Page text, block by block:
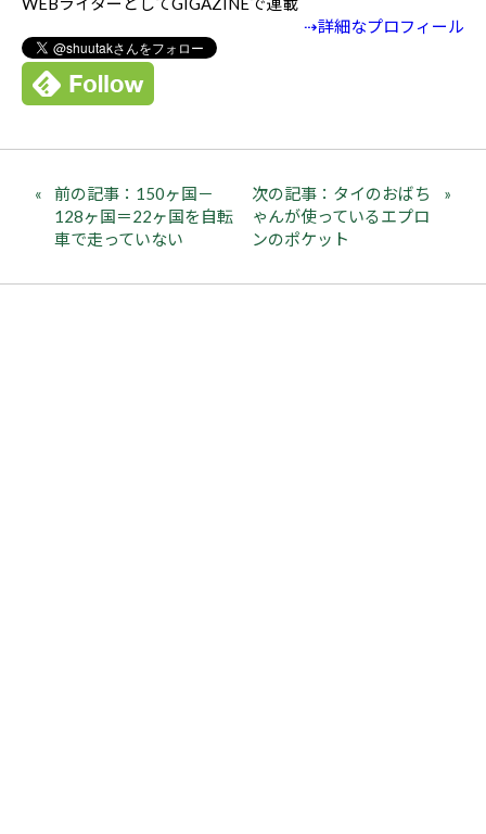
⇢詳細なプロフィール
前の記事：150ヶ国－
128ヶ国＝22ヶ国を自転
車で走っていない
次の記事：タイのおばち
ゃんが使っているエプロ
ンのポケット